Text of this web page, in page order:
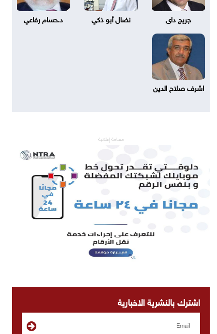
جريج داى نضال أبو ذكي د.حسام رفاعي
اشرف صلاح الدين
مساحة إعلانية
اشترك بالنشرية الاخبارية